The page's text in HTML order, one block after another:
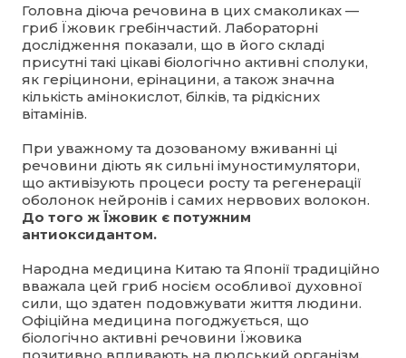
Головна діюча речовина в цих смаколиках —
гриб Їжовик гребінчастий. Лабораторні
дослідження показали, що в його складі
присутні такі цікаві біологічно активні сполуки,
як геріцинони, ерінацини, а також значна
кількість амінокислот, білків, та рідкісних
вітамінів.
При уважному та дозованому вживанні ці
речовини діють як сильні імуностимулятори,
що активізують процеси росту та регенерації
оболонок нейронів і самих нервових волокон.
До того ж Їжовик є потужним
антиоксидантом.
Народна медицина Китаю та Японії традиційно
вважала цей гриб носієм особливої духовної
сили, що здатен подовжувати життя людини.
Офіційна медицина погоджується, що
біологічно активні речовини Їжовика
позитивно впливають на людський організм.